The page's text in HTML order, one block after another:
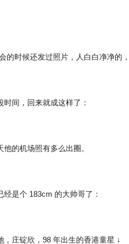
的时候还发过照片，人白白净净的
间，回来就成这样了：
的机场照有多么出圈。
是个 183cm 的大帅哥了：
，庄锭欣，98 年出生的香港童星 ↓